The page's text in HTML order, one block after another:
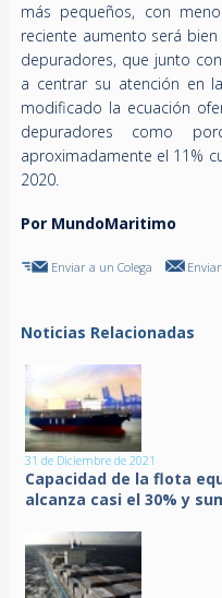
más pequeños, con
reciente aumento será
depuradores, que junto
a centrar su atención en
modificado la ecuación
depuradores como
aproximadamente el 11%
2020.
Por MundoMaritimo
Enviar a un Colega
Noticias Relacionadas
31 de Diciembre de 2021
Capacidad de la flota
alcanza casi el 30% y